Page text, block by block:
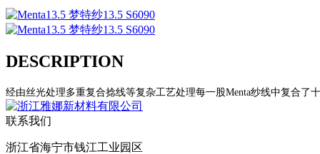
DESCRIPTION
经由丝光处理多重复合捻线等复杂工艺处理每一股Menta纱线中复合了
联系我们
浙江省海宁市钱江工业园区